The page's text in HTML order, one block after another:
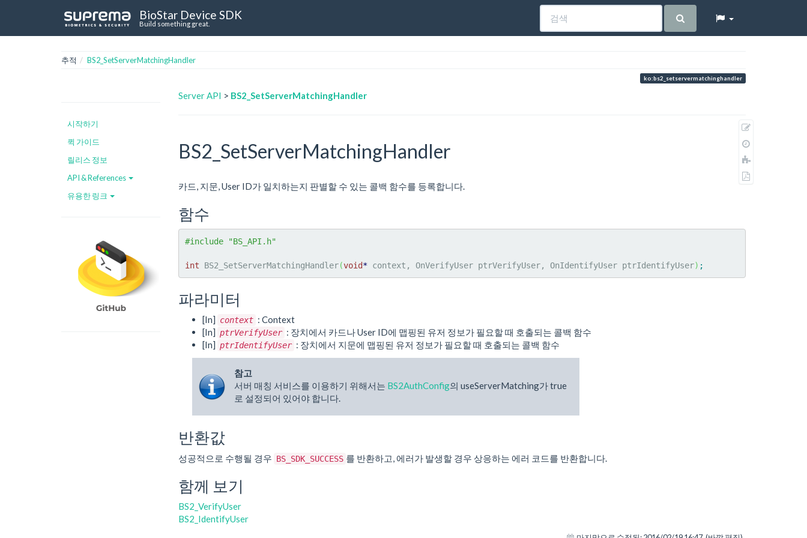
BioStar Device SDK
Build something great.
추적 BS2_SetServerMatchingHandler
ko:bs2_setservermatchinghandler
시작하기
퀵 가이드
릴리스 정보
API & References
유용한 링크
Server API > BS2_SetServerMatchingHandler
BS2_SetServerMatchingHandler
카드, 지문, User ID가 일치하는지 판별할 수 있는 콜백 함수를 등록합니다.
함수
#include "BS_API.h"
int BS2_SetServerMatchingHandler(void* context, OnVerifyUser ptrVerifyUser, OnIdentifyUser ptrIdentifyUser) ;
파라미터
[In] context : Context
[In] ptrVerifyUser : 장치에서 카드나 User ID에 맵핑된 유저 정보가 필요할 때 호출되는 콜백 함수
[In] ptrIdentifyUser : 장치에서 지문에 맵핑된 유저 정보가 필요할 때 호출되는 콜백 함수
참고
서버 매칭 서비스를 이용하기 위해서는 BS2AuthConfig의 useServerMatching가 true
로 설정되어 있어야 합니다.
반환값
성공적으로 수행될 경우 BS_SDK_SUCCESS 를 반환하고, 에러가 발생할 경우 상응하는 에러 코드를 반환합니다.
함께 보기
BS2_VerifyUser
BS2_IdentifyUser